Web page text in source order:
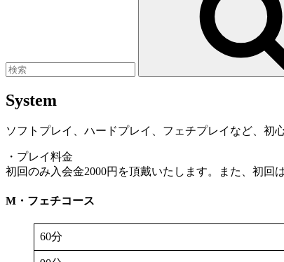
System
ソフトプレイ、ハードプレイ、フェチプレイなど、初
・プレイ料金
初回のみ入会金2000円を頂戴いたします。また、初回
M・フェチコース
60分